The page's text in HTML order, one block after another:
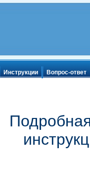
Инструкции Вопрос-ответ